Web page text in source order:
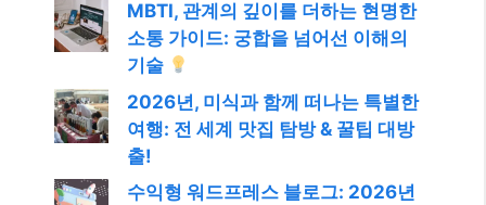
MBTI, 관계의 깊이를 더하는 현명한
소통 가이드: 궁합을 넘어선 이해의
기술
2026년, 미식과 함께 떠나는 특별한
여행: 전 세계 맛집 탐방 & 꿀팁 대방
출!
수익형 워드프레스 블로그: 2026년